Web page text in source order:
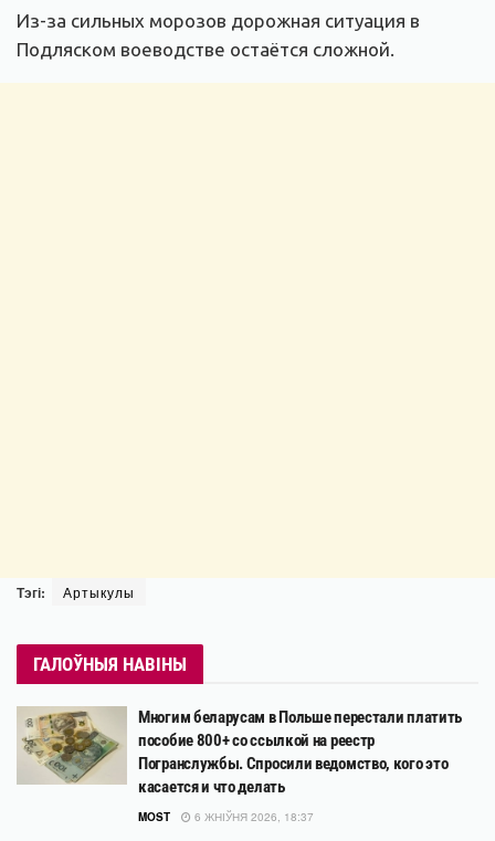
Из-за сильных морозов дорожная ситуация в
Подляском воеводстве остаётся сложной.
Тэгі: Артыкулы
ГАЛОЎНЫЯ НАВІНЫ
Многим беларусам в Польше перестали платить
пособие 800+ со ссылкой на реестр
Погранслужбы. Спросили ведомство, кого это
касается и что делать
MOST 6 ЖНІЎНЯ 2026, 18:37